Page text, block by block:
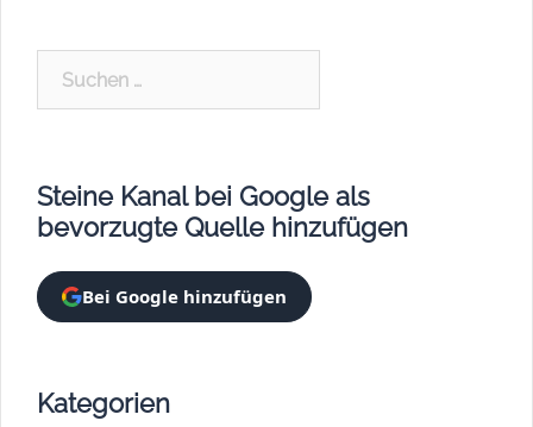
Steine Kanal bei Google als
bevorzugte Quelle hinzufügen
Bei Google hinzufügen
Kategorien